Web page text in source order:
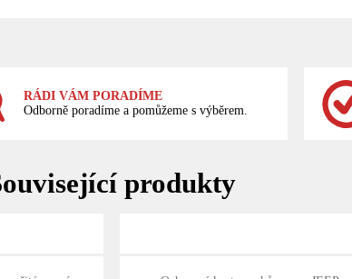
RÁDI VÁM PORADÍME
Odborně poradíme a pomůžeme s výběrem.
produkty